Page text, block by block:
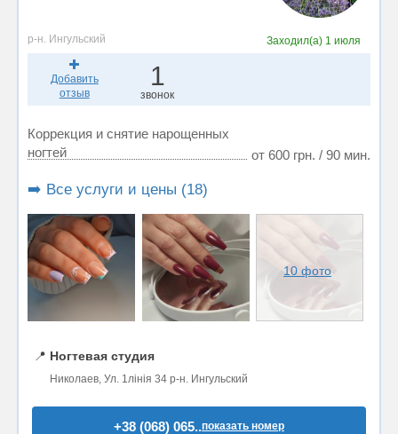
р-н. Ингульский Заходил(а) 1 июля
Добавить
отзыв
1
звонок
Коррекция и снятие нарощенных
ногтей
от 600 грн. / 90 мин.
➡️ Все услуги и цены (18)
10 фото
📍 Ногтевая студия
Николаев, Ул. 1лінія 34 р-н. Ингульский
+38 (068) 065..показать номер